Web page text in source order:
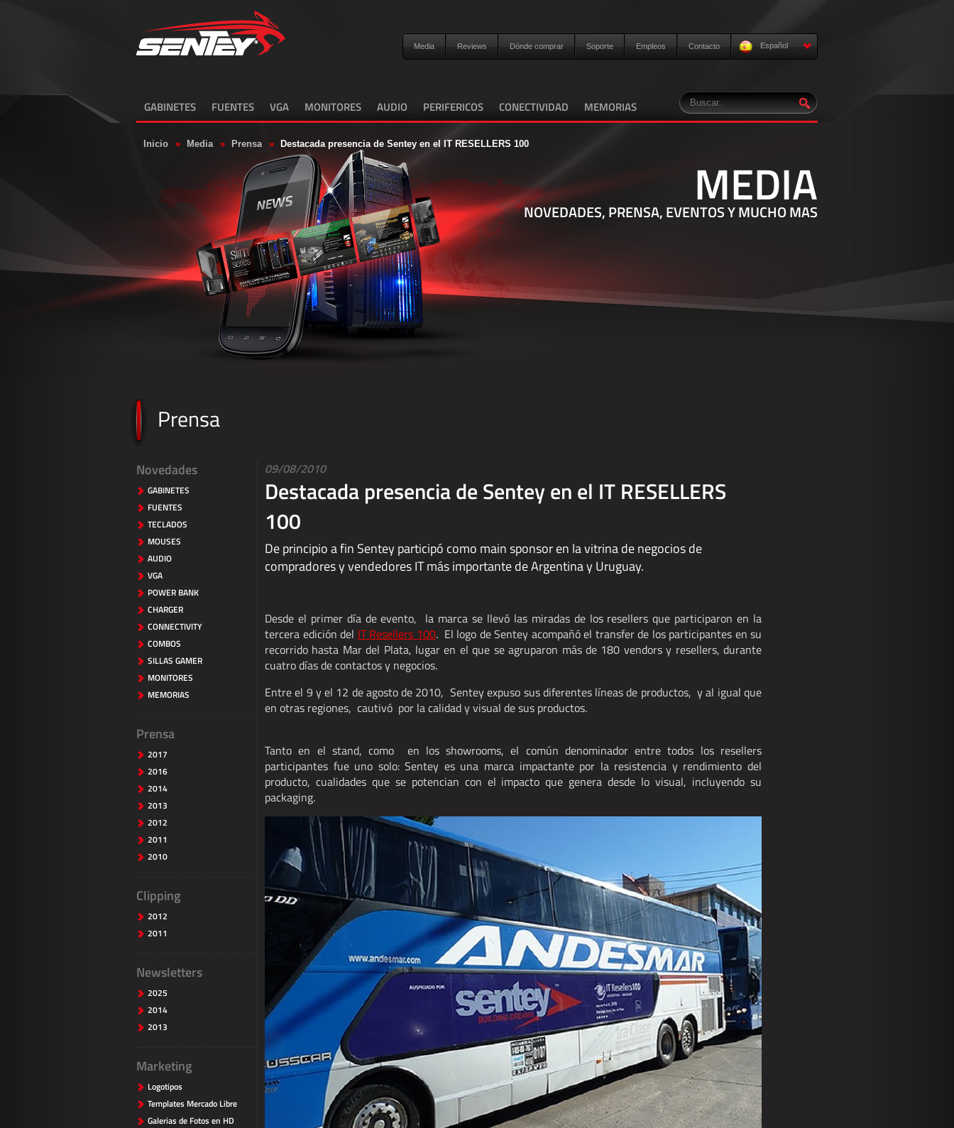
Media Reviews Dónde comprar Soporte Empleos Contacto Español
GABINETES FUENTES VGA MONITORES AUDIO PERIFERICOS CONECTIVIDAD MEMORIAS
Inicio » Media » Prensa » Destacada presencia de Sentey en el IT RESELLERS 100
MEDIA
NOVEDADES, PRENSA, EVENTOS Y MUCHO MAS
Prensa
Novedades
GABINETES
FUENTES
TECLADOS
MOUSES
AUDIO
VGA
POWER BANK
CHARGER
CONNECTIVITY
COMBOS
SILLAS GAMER
MONITORES
MEMORIAS
Prensa
2017
2016
2014
2013
2012
2011
2010
Clipping
2012
2011
Newsletters
2025
2014
2013
Marketing
Logotipos
Templates Mercado Libre
Galerias de Fotos en HD
09/08/2010
Destacada presencia de Sentey en el IT RESELLERS
100
De principio a fin Sentey participó como main sponsor en la vitrina de negocios de
compradores y vendedores IT más importante de Argentina y Uruguay.
Desde el primer día de evento, la marca se llevó las miradas de los resellers que participaron en la
tercera edición del IT Resellers 100. El logo de Sentey acompañó el transfer de los participantes en su
recorrido hasta Mar del Plata, lugar en el que se agruparon más de 180 vendors y resellers, durante
cuatro días de contactos y negocios.
Entre el 9 y el 12 de agosto de 2010, Sentey expuso sus diferentes líneas de productos, y al igual que
en otras regiones, cautivó por la calidad y visual de sus productos.
Tanto en el stand, como en los showrooms, el común denominador entre todos los resellers
participantes fue uno solo: Sentey es una marca impactante por la resistencia y rendimiento del
producto, cualidades que se potencian con el impacto que genera desde lo visual, incluyendo su
packaging.